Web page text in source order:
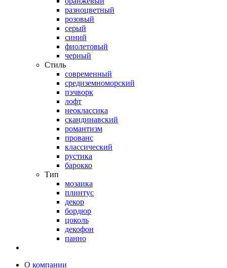
разноцветный
розовый
серый
синий
фиолетовый
черный
Стиль
современный
средиземноморский
пэчворк
лофт
неоклассика
скандинавский
романтизм
прованс
классический
рустика
барокко
Тип
мозаика
плинтус
декор
бордюр
цоколь
декофон
панно
О компании